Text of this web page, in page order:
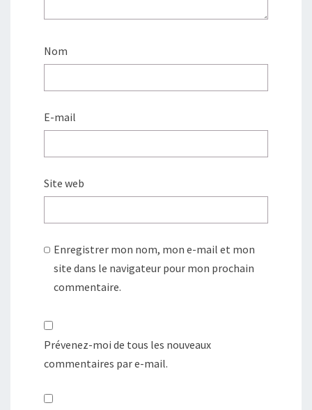
Nom
E-mail
Site web
Enregistrer mon nom, mon e-mail et mon
site dans le navigateur pour mon prochain
commentaire.
Prévenez-moi de tous les nouveaux
commentaires par e-mail.